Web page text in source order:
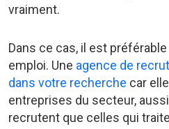
vraiment.
Dans ce cas, il est
emploi. Une agence de
dans votre recherche car
entreprises du secteur,
recrutent que celles qui